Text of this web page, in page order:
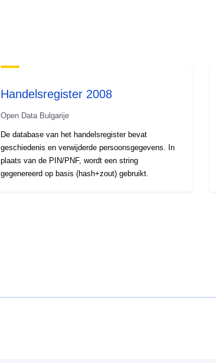
Handelsregister 2008
Open Data Bulgarije
De database van het handelsregister bevat
geschiedenis en verwijderde persoonsgegevens. In
plaats van de PIN/PNF, wordt een string
gegenereerd op basis (hash+zout) gebruikt.